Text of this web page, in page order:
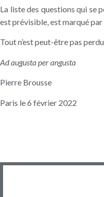
La liste des questions qui se
est prévisible, est marqué
Tout n’est peut-être pas
Ad augusta per angusta
Pierre Brousse
Paris le 6 février 2022